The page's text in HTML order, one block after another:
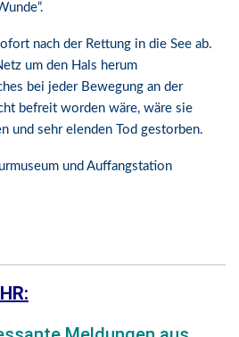
nach der Rettung in die See ab.
um den Hals herum
bei jeder Bewegung an der
befreit worden wäre, wäre sie
und sehr elenden Tod gestorben.
und Auffangstation